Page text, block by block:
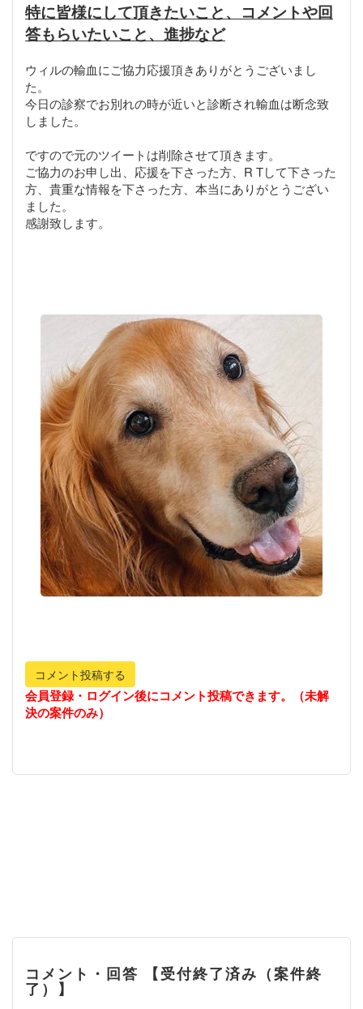
特に皆様にして頂きたいこと、コメントや回
答もらいたいこと、進捗など
ウィルの輸血にご協力応援頂きありがとうございまし
た。
今日の診察でお別れの時が近いと診断され輸血は断念致
しました。
ですので元のツイートは削除させて頂きます。
ご協力のお申し出、応援を下さった方、R Tして下さった
方、貴重な情報を下さった方、本当にありがとうござい
ました。
感謝致します。
コメント投稿する
会員登録・ログイン後にコメント投稿できます。（未解
決の案件のみ）
コメント・回答 【受付終了済み（案件終
了）】